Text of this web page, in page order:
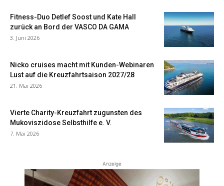
Fitness-Duo Detlef Soost und Kate Hall
zurück an Bord der VASCO DA GAMA
3. Juni 2026
Nicko cruises macht mit Kunden-Webinaren
Lust auf die Kreuzfahrtsaison 2027/28
21. Mai 2026
Vierte Charity-Kreuzfahrt zugunsten des
Mukoviszidose Selbsthilfe e. V.
7. Mai 2026
Anzeige